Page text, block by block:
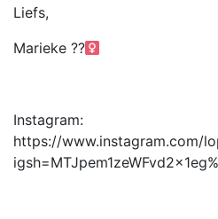
Liefs,
Marieke ??‍
Instagram:
https://www.instagram.com/